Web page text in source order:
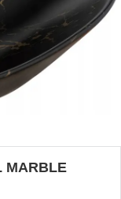
MARBLE